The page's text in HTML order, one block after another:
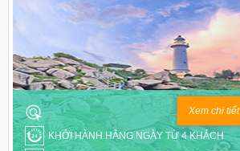
KHỞI HÀNH HẰNG NGÀY TỪ 4 KHÁCH
Xem chi tiết